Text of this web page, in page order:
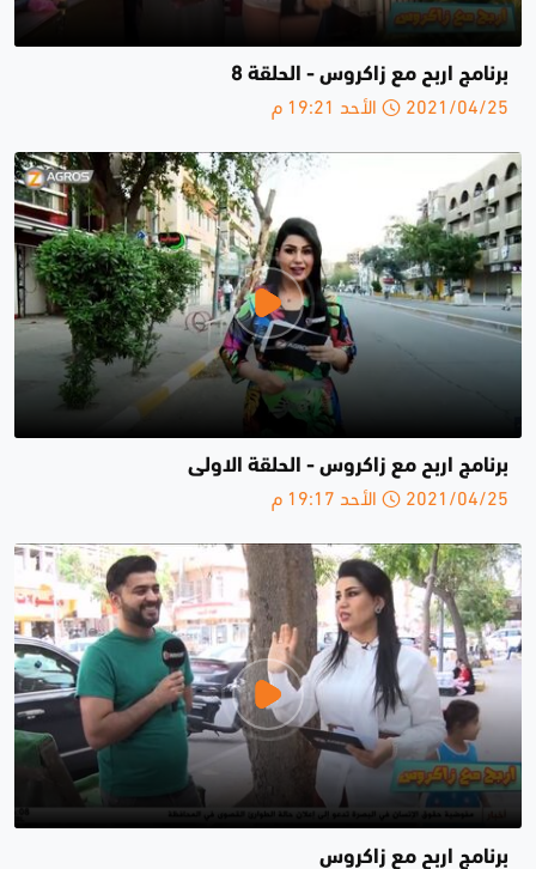
برنامج اربح مع زاكروس - الحلقة 8
2021/04/25 الأحد 19:21 م
برنامج اربح مع زاكروس - الحلقة الاولى
2021/04/25 الأحد 19:17 م
برنامج اربح مع زاكروس